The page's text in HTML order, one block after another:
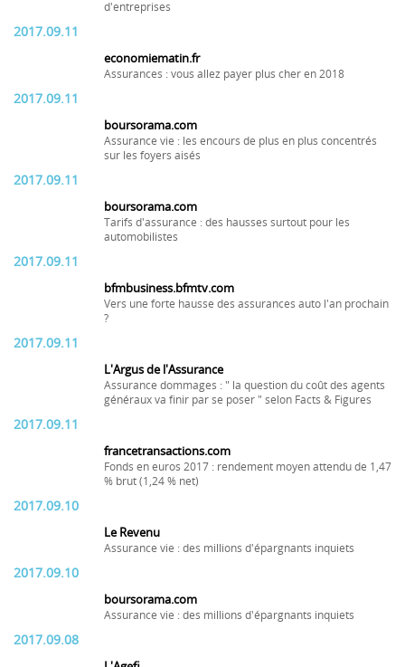
d'entreprises
2017.09.11
economiematin.fr
Assurances : vous allez payer plus cher en 2018
2017.09.11
boursorama.com
Assurance vie : les encours de plus en plus concentrés
sur les foyers aisés
2017.09.11
boursorama.com
Tarifs d'assurance : des hausses surtout pour les
automobilistes
2017.09.11
bfmbusiness.bfmtv.com
Vers une forte hausse des assurances auto l'an prochain
?
2017.09.11
L'Argus de l'Assurance
Assurance dommages : " la question du coût des agents
généraux va finir par se poser " selon Facts & Figures
2017.09.11
francetransactions.com
Fonds en euros 2017 : rendement moyen attendu de 1,47
% brut (1,24 % net)
2017.09.10
Le Revenu
Assurance vie : des millions d'épargnants inquiets
2017.09.10
boursorama.com
Assurance vie : des millions d'épargnants inquiets
2017.09.08